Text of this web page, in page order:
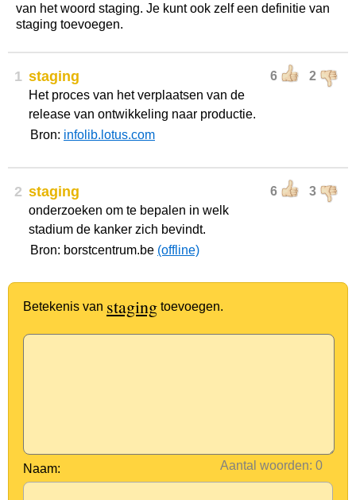
van het woord staging. Je kunt ook zelf een definitie van
staging toevoegen.
1 6 2
staging
Het proces van het verplaatsen van de
release van ontwikkeling naar productie.
Bron: infolib.lotus.com
2 6 3
staging
onderzoeken om te bepalen in welk
stadium de kanker zich bevindt.
Bron: borstcentrum.be (offline)
Betekenis van staging toevoegen.
Aantal woorden:
Naam: